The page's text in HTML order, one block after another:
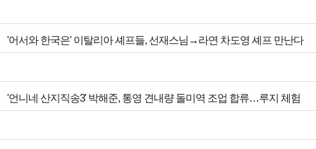
'어서와 한국은' 이탈리아 셰프들, 선재스님→라연 차도영 셰프 만난다
'언니네 산지직송3' 박해준, 통영 견내량 돌미역 조업 합류…루지 체험